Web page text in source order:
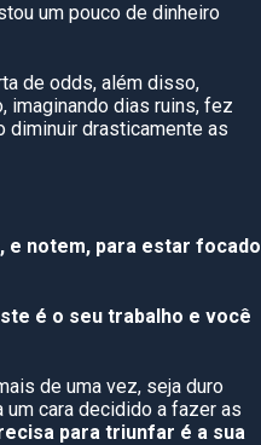
um pouco de dinheiro
de odds, além disso,
imaginando dias ruins, fez
diminuir drasticamente as
e notem, para estar focado
é o seu trabalho e você
de uma vez, seja duro
um cara decidido a fazer as
para triunfar é a sua